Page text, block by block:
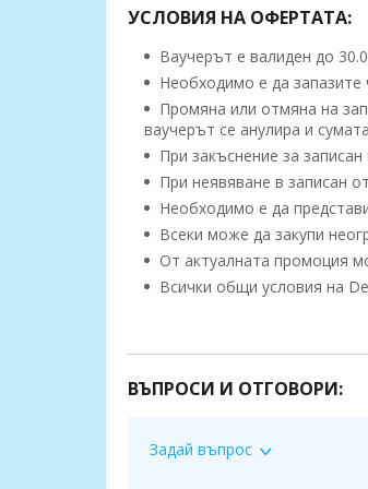
УСЛОВИЯ НА ОФЕРТАТА:
Ваучерът е валиден до
Необходимо е да запазите
Промяна или отмяна на
ваучерът се анулира и
При закъснение за
При неявяване в записан
Необходимо е да
Всеки може да закупи
От актуалната промоция
Всички общи условия на
"Четири ръце" се изпълнява
Този масаж има силно
ВЪПРОСИ И ОТГОВОРИ:
Задай въпрос